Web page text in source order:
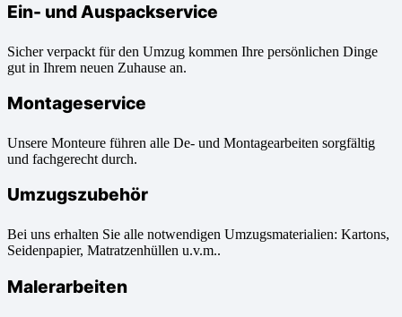
Ein- und Auspackservice
Sicher verpackt für den Umzug kommen Ihre persönlichen Dinge
gut in Ihrem neuen Zuhause an.
Montageservice
Unsere Monteure führen alle De- und Montagearbeiten sorgfältig
und fachgerecht durch.
Umzugszubehör
Bei uns erhalten Sie alle notwendigen Umzugsmaterialien: Kartons,
Seidenpapier, Matratzenhüllen u.v.m..
Malerarbeiten